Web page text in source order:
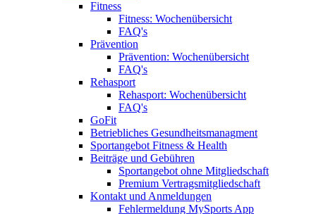
Fitness
Fitness: Wochenübersicht
FAQ's
Prävention
Prävention: Wochenübersicht
FAQ's
Rehasport
Rehasport: Wochenübersicht
FAQ's
GoFit
Betriebliches Gesundheitsmanagment
Sportangebot Fitness & Health
Beiträge und Gebühren
Sportangebot ohne Mitgliedschaft
Premium Vertragsmitgliedschaft
Kontakt und Anmeldungen
Fehlermeldung MySports App